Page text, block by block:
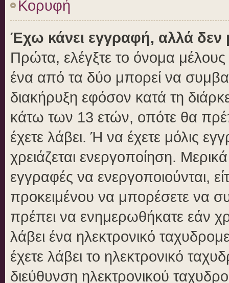
Κορυφή
Έχω κάνει εγγραφή, αλλά
Πρώτα, ελέγξτε το όνομα μέλους
ένα από τα δύο μπορεί να
διακήρυξη εφόσον κατά τη
κάτω των 13 ετών, οπότε θα
έχετε λάβει. Ή να έχετε μόλις
χρειάζεται ενεργοποίηση.
εγγραφές να ενεργοποιούνται,
προκειμένου να μπορέσετε να
πρέπει να ενημερωθήκατε εάν
λάβει ένα ηλεκτρονικό
έχετε λάβει το ηλεκτρονικό
διεύθυνση ηλεκτρονικού